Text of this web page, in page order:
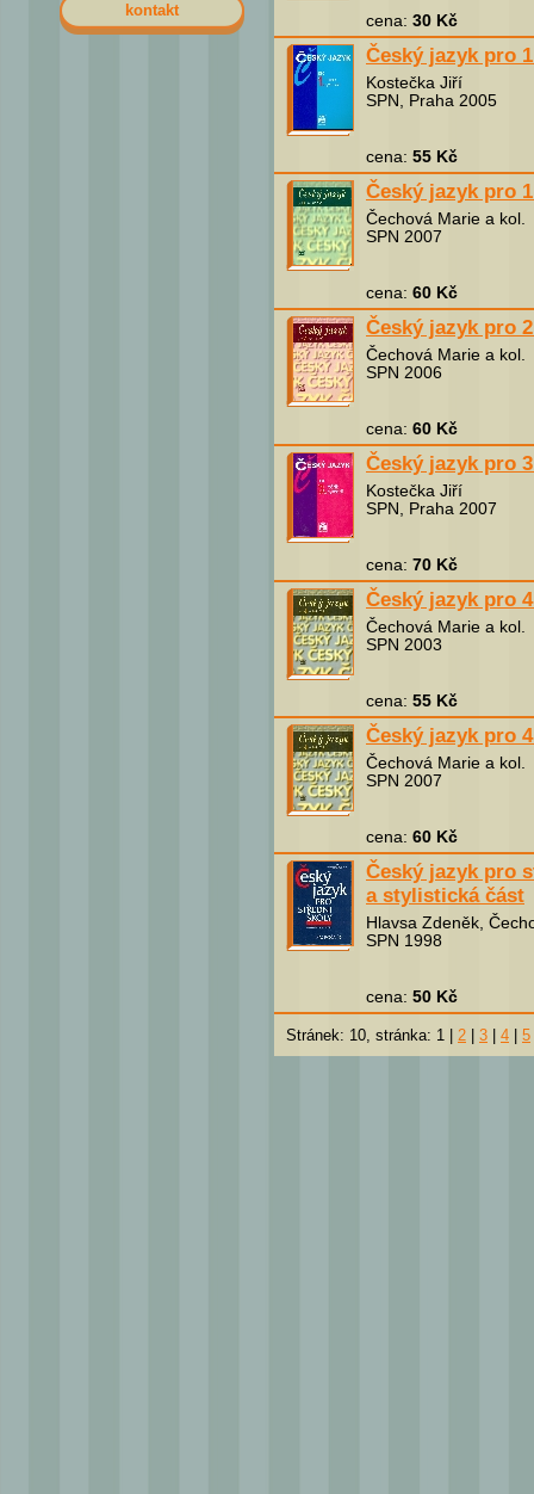
cena: 30 Kč
Český jazyk pro
Kostečka Jiří
SPN, Praha 2005
cena: 55 Kč
Český jazyk pro
Čechová Marie a kol.
SPN 2007
cena: 60 Kč
Český jazyk pro
Čechová Marie a kol.
SPN 2006
cena: 60 Kč
Český jazyk pro
Kostečka Jiří
SPN, Praha 2007
cena: 70 Kč
Český jazyk pro
Čechová Marie a kol.
SPN 2003
cena: 55 Kč
Český jazyk pro
Čechová Marie a kol.
SPN 2007
cena: 60 Kč
Český jazyk pro
a stylistická část
Hlavsa Zdeněk,
SPN 1998
cena: 50 Kč
Stránek: 10, stránka: 1 | 2 3 4 5
kontakt